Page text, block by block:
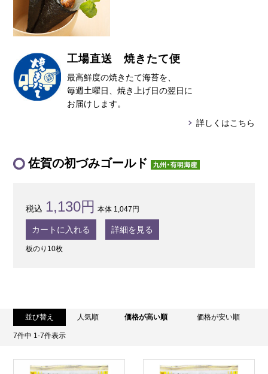
工場直送 焼きたて便
最高鮮度の焼きたて海苔を、
毎週土曜日、焼き上げ日の翌日に
お届けします。
詳しくはこちら
佐賀の初づみゴールド
1,130円 本体 1,047円
カートに入れる 詳細を見る
板のり10枚
並び替え 人気順 価格が高い順 価格が安い順
7件中 1-7件表示